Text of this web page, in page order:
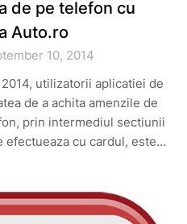
de pe telefon cu
Auto.ro
10, 2014
utilizatorii aplicatiei de
de a achita amenzile de
prin intermediul sectiunii
efectueaza cu cardul, este…